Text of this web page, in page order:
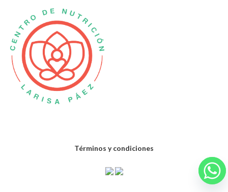
Términos y condiciones